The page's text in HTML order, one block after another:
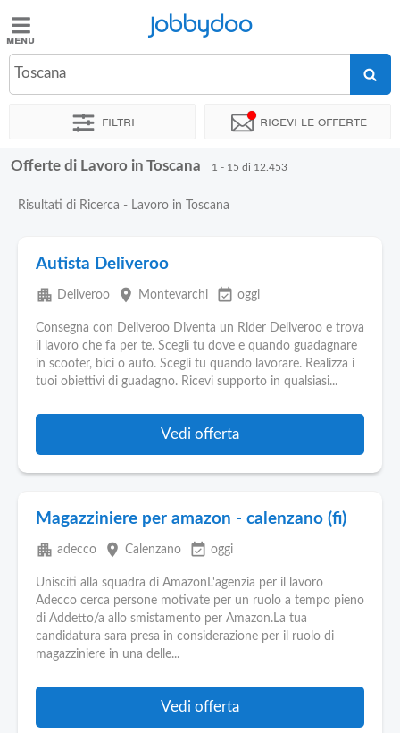
Jobbydoo
Offerte
Stipendi
Blog
Offerte
Area
Jobbydoo
Toscana
Filtri Ricevi le offerte
Offerte di Lavoro in Toscana 1 - 15 di 12.453
Risultati di Ricerca - Lavoro in Toscana
Autista Deliveroo
apartment Deliveroo place Montevarchi event_available oggi
Consegna con Deliveroo Diventa un Rider Deliveroo e trova
il lavoro che fa per te. Scegli tu dove e quando guadagnare
in scooter, bici o auto. Scegli tu quando lavorare. Realizza i
tuoi obiettivi di guadagno. Ricevi supporto in qualsiasi...
Vedi offerta
Magazziniere per amazon - calenzano (fi)
apartment adecco place Calenzano event_available oggi
Unisciti alla squadra di AmazonL'agenzia per il lavoro
Adecco cerca persone motivate per un ruolo a tempo pieno
di Addetto/a allo smistamento per Amazon.La tua
candidatura sara presa in considerazione per il ruolo di
magazziniere in una delle...
Vedi offerta